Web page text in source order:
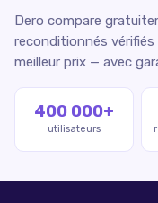
Dero compare
reconditionnés vérifiés
meilleur prix — avec
400 000+
utilisateurs